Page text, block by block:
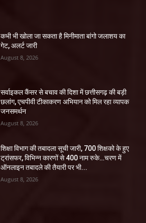
कभी भी खोला जा सकता है मिनीमाता बांगो जलाशय का
गेट, अलर्ट जारी
August 8, 2026
सर्वाइकल कैंसर से बचाव की दिशा में छत्तीसगढ़ की बड़ी
छलांग, एचपीवी टीकाकरण अभियान को मिल रहा व्यापक
जनसमर्थन
August 8, 2026
शिक्षा विभाग की तबादला सूची जारी, 700 शिक्षको के हुए
ट्रांसफर, विभिन्न कारणों से 400 नाम रुके…चरण में
ऑनलाइन तबादले की तैयारी पर भी...
August 8, 2026